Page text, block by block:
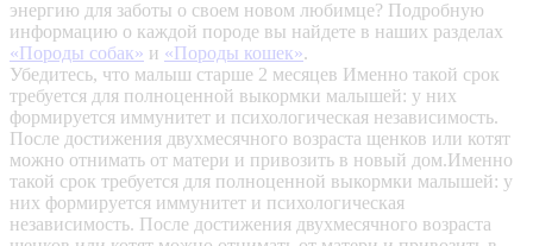
энергию для заботы о своем новом любимце? Подробную
информацию о каждой породе вы найдете в наших разделах
«Породы собак» и «Породы кошек».
Убедитесь, что малыш старше 2 месяцев Именно такой срок
требуется для полноценной выкормки малышей: у них
формируется иммунитет и психологическая независимость.
После достижения двухмесячного возраста щенков или котят
можно отнимать от матери и привозить в новый дом.Именно
такой срок требуется для полноценной выкормки малышей: у
них формируется иммунитет и психологическая
независимость. После достижения двухмесячного возраста